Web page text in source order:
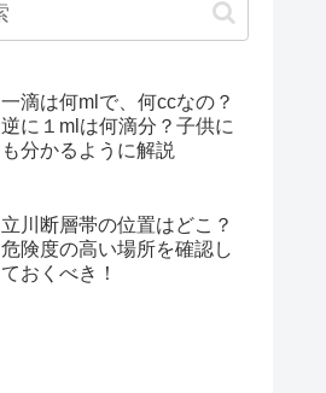
一滴は何mlで、何ccなの？
逆に１mlは何滴分？子供に
も分かるように解説
立川断層帯の位置はどこ？
危険度の高い場所を確認し
ておくべき！